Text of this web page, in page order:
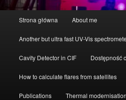
Strona główna About me
Another but ultra fast UV-Vis
Cavity Detector in CIF Dostępność
How to calculate flares from satellites
Publications Thermal